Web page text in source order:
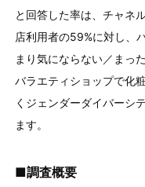
と回答した率は、チャネ
店利用者の59%に対し、
まり気にならない／まっ
バラエティショップで化
くジェンダーダイバーシ
ます。
■調査概要